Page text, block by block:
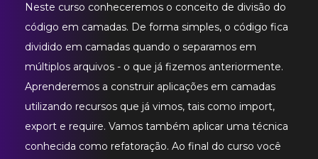
Neste curso conheceremos o conceito de divisão do
código em camadas. De forma simples, o código fica
dividido em camadas quando o separamos em
múltiplos arquivos - o que já fizemos anteriormente.
Aprenderemos a construir aplicações em camadas
utilizando recursos que já vimos, tais como import,
export e require. Vamos também aplicar uma técnica
conhecida como refatoração. Ao final do curso você